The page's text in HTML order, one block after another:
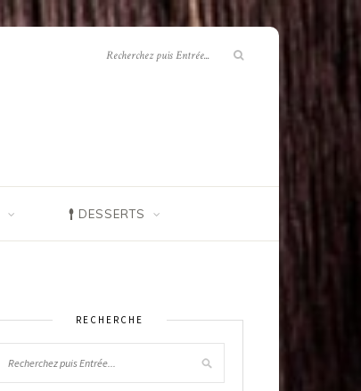
DESSERTS
RECHERCHE